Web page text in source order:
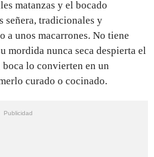
matanzas y el bocado
señera, tradicionales y
a unos macarrones. No tiene
mordida nunca seca despierta el
lo convierten en un
curado o cocinado.